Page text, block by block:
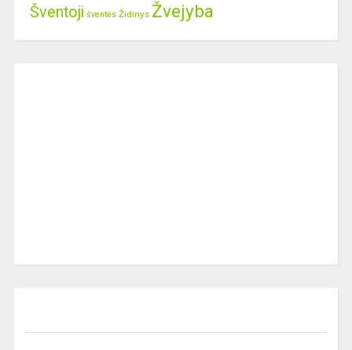
Šventoji šventės Židinys Žvejyba